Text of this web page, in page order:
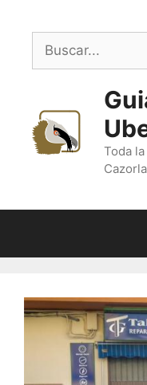
contenido
Buscar:
Toda